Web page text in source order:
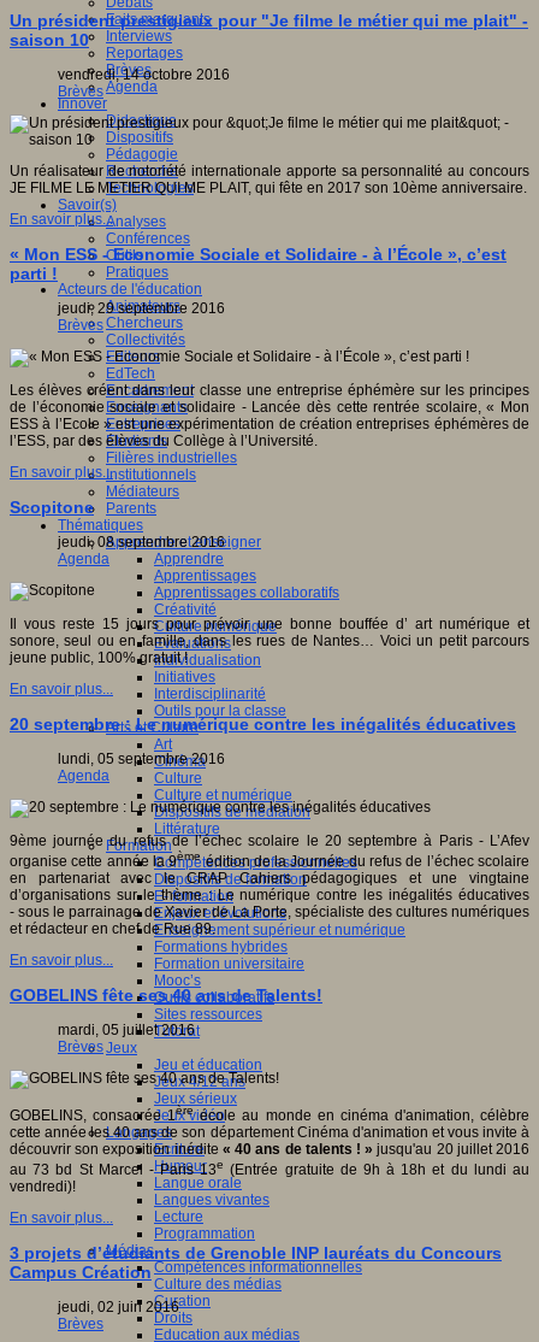
Faits marquants
Interviews
Reportages
Brèves
Agenda
Innover
Didactique
Dispositifs
Pédagogie
Recherche
Technologies
Savoir(s)
Analyses
Conférences
Outils
Pratiques
Acteurs de l'éducation
Animateurs
Chercheurs
Collectivités
Editeurs
EdTech
Encadrement
Enseignants
Entreprises
Etudiants
Filières industrielles
Institutionnels
Médiateurs
Parents
Thématiques
Apprendre et enseigner
Apprendre
Apprentissages
Apprentissages collaboratifs
Créativité
Culture numérique
Evaluations
Individualisation
Initiatives
Interdisciplinarité
Outils pour la classe
Arts et Culture
Art
Cinéma
Culture
Culture et numérique
Dispositifs de médiation
Littérature
Formation
Compétences professionnelles
Dispositifs de formation
E- formation
Enjeux et évolutions
Enseignement supérieur et numérique
Formations hybrides
Formation universitaire
Mooc’s
Outils collaboratifs
Sites ressources
Tutorat
Jeux
Jeu et éducation
Jeux 4/12 ans
Jeux sérieux
Jeux vidéo
Langages
Ecriture
Humour
Langue orale
Langues vivantes
Lecture
Programmation
Médias
Compétences informationnelles
Culture des médias
Curation
Droits
Education aux médias
Un président prestigieux pour "Je filme le métier qui me plait" -
saison 10
vendredi, 14 octobre 2016
Brèves
Un réalisateur de notoriété internationale apporte sa personnalité au concours
JE FILME LE METIER QUI ME PLAIT, qui fête en 2017 son 10ème anniversaire.
En savoir plus...
« Mon ESS - Economie Sociale et Solidaire - à l’École », c’est
parti !
jeudi, 29 septembre 2016
Brèves
Les élèves créent dans leur classe une entreprise éphémère sur les principes
de l’économie sociale et solidaire - Lancée dès cette rentrée scolaire, « Mon
ESS à l’Ecole » est une expérimentation de création entreprises éphémères de
l’ESS, par des élèves du Collège à l’Université.
En savoir plus...
Scopitone
jeudi, 08 septembre 2016
Agenda
Il vous reste 15 jours pour prévoir une bonne bouffée d’ art numérique et
sonore, seul ou en famille, dans les rues de Nantes… Voici un petit parcours
jeune public, 100% gratuit !
En savoir plus...
20 septembre : Le numérique contre les inégalités éducatives
lundi, 05 septembre 2016
Agenda
9ème journée du refus de l’échec scolaire le 20 septembre à Paris - L’Afev
organise cette année la 9èmeédition de la Journée du refus de l’échec scolaire
en partenariat avec le CRAP Cahiers pédagogiques et une vingtaine
d’organisations sur le thème : Le numérique contre les inégalités éducatives
- sous le parrainage de Xavier de La Porte, spécialiste des cultures numériques
et rédacteur en chef de Rue 89.
En savoir plus...
GOBELINS fête ses 40 ans de Talents!
mardi, 05 juillet 2016
Brèves
GOBELINS, consacrée 1èreécole au monde en cinéma d'animation, célèbre
cette année les 40 ans de son département Cinéma d'animation et vous invite à
découvrir son exposition inédite « 40 ans de talents ! » jusqu'au 20 juillet 2016
au 73 bd St Marcel - Paris 13e (Entrée gratuite de 9h à 18h et du lundi au
vendredi)!
En savoir plus...
3 projets d’étudiants de Grenoble INP lauréats du Concours
Campus Création
jeudi, 02 juin 2016
Brèves